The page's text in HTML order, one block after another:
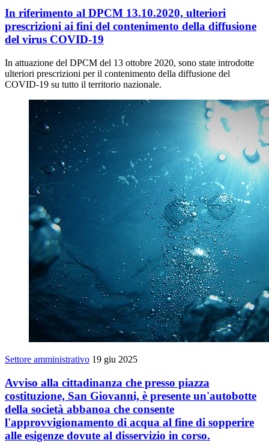
In riferimento al DPCM 13.10.2020, ulteriori
prescrizioni ai fini del contenimento della diffusione
del virus COVID-19
In attuazione del DPCM del 13 ottobre 2020, sono state introdotte
ulteriori prescrizioni per il contenimento della diffusione del
COVID-19 su tutto il territorio nazionale.
Settore amministrativo 19 giu 2025
Avviso alla cittadinanza che presso piazza
costituzione, San Giovanni, è presente un'autobotte
della società abbanoa che consente
l'approvvigionamento di acqua al fine di sopperire
alle esigenze dovute al disservizio in corso.